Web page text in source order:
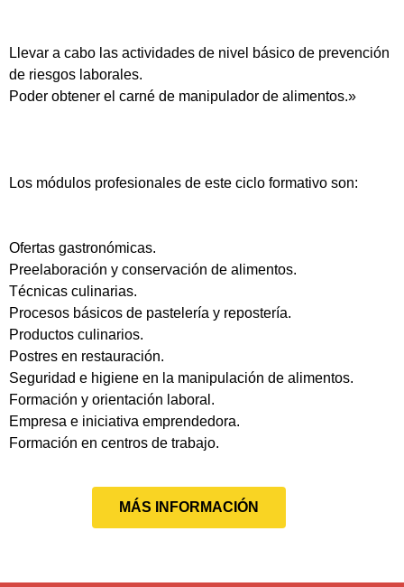
Llevar a cabo las actividades de nivel básico de prevención
de riesgos laborales.
Poder obtener el carné de manipulador de alimentos.»
Los módulos profesionales de este ciclo formativo son:
Ofertas gastronómicas.
Preelaboración y conservación de alimentos.
Técnicas culinarias.
Procesos básicos de pastelería y repostería.
Productos culinarios.
Postres en restauración.
Seguridad e higiene en la manipulación de alimentos.
Formación y orientación laboral.
Empresa e iniciativa emprendedora.
Formación en centros de trabajo.
MÁS INFORMACIÓN